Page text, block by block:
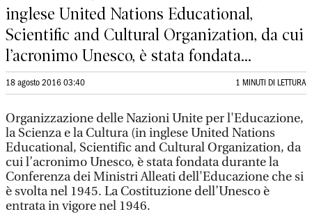
inglese United Nations Educational,
Scientific and Cultural Organization, da cui
l’acronimo Unesco, è stata fondata...
18 agosto 2016 03:40 1 MINUTI DI LETTURA
Organizzazione delle Nazioni Unite per l'Educazione,
la Scienza e la Cultura (in inglese United Nations
Educational, Scientific and Cultural Organization, da
cui l’acronimo Unesco, è stata fondata durante la
Conferenza dei Ministri Alleati dell'Educazione che si
è svolta nel 1945. La Costituzione dell’Unesco è
entrata in vigore nel 1946.